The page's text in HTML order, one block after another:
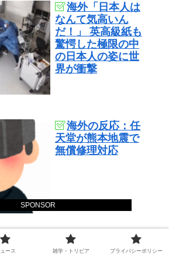
SPONSOR
海外「日本人は
なんて気高いん
だ！」 英高級紙も
驚愕した極限の中
の日本人の姿に世
界が衝撃
海外の反応：任
天堂が熊本地震で
無償修理対応
『大谷翔平』効
ース 雑学・トリビア プライバシーポリシー